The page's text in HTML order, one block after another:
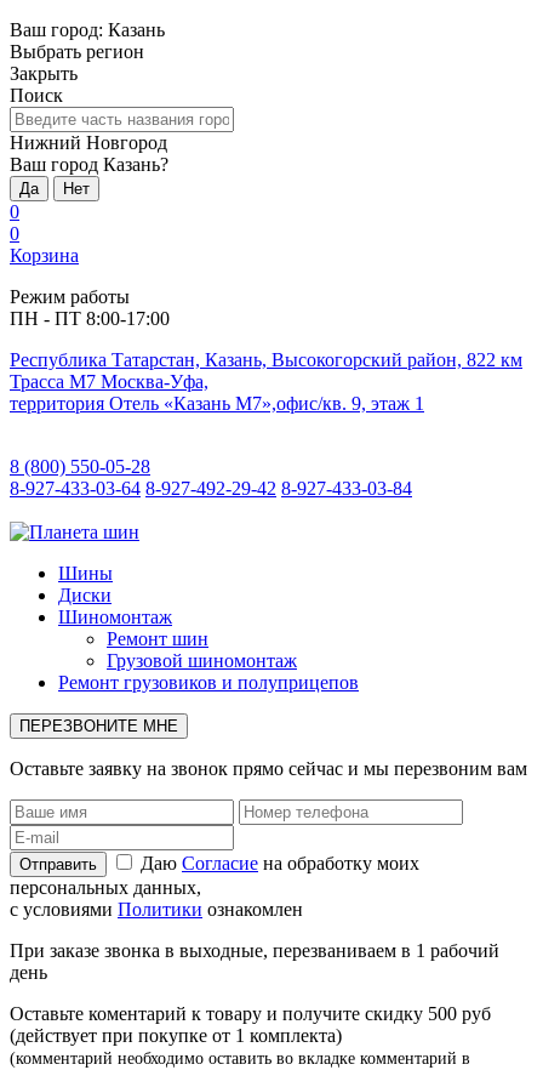
Ваш город: Казань
Выбрать регион
Закрыть
Поиск
Нижний Новгород
Ваш город Казань?
Да Нет
0
0
Корзина
Режим работы
ПН - ПТ 8:00-17:00
Республика Татарстан, Казань, Высокогорский район, 822 км
Трасса М7 Москва-Уфа,
территория Отель «Казань М7»,офис/кв. 9, этаж 1
8 (800) 550-05-28
8-927-433-03-64 8-927-492-29-42 8-927-433-03-84
Шины
Диски
Шиномонтаж
Ремонт шин
Грузовой шиномонтаж
Ремонт грузовиков и полуприцепов
ПЕРЕЗВОНИТЕ МНЕ
Оставьте заявку на звонок прямо сейчас и мы перезвоним вам
Даю Согласие на обработку моих
персональных данных,
с условиями Политики ознакомлен
При заказе звонка в выходные, перезваниваем в 1 рабочий
день
Оставьте коментарий к товару и получите скидку 500 руб
(действует при покупке от 1 комплекта)
(комментарий необходимо оставить во вкладке комментарий в